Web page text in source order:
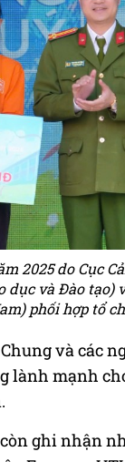
2025 do Cục
dục và Đào
phối hợp tổ
và các
mạnh
ghi nhận